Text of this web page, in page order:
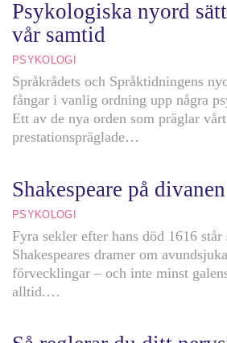
Psykologiska nyord
vår samtid
PSYKOLOGI
Språkrådets och Språktidningens
fångar i vanlig ordning upp några
Ett av de nya orden som präglar
prestationspräglade…
Shakespeare på divanen
PSYKOLOGI
Fyra sekler efter hans död 1616
Shakespeares dramer om
förvecklingar – och inte minst
alltid.…